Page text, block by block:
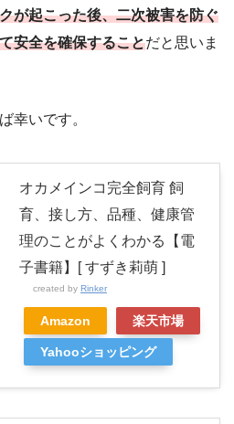
が起こった後、二次被害を防ぐ
安全を確保することだと思いま
幸いです。
オカメインコ完全飼育 飼
育、接し方、品種、健康管
理のことがよくわかる【電
子書籍】[ すずき莉萌 ]
created by Rinker
Amazon 楽天市場
Yahooショッピング